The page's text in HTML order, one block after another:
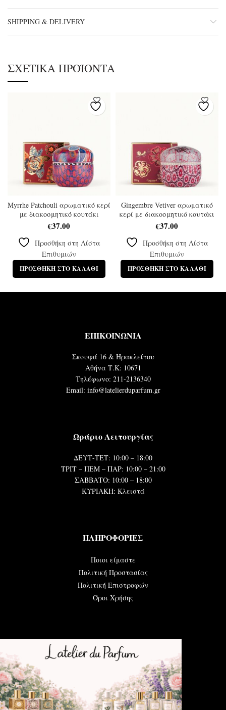
SHIPPING & DELIVERY
ΣΧΕΤΙΚΆ ΠΡΟΪΌΝΤΑ
Myrrhe Patchouli αρωματικό κερί
με διακοσμητικό κουτάκι
€37.00
Προσθήκη στη Λίστα
Επιθυμιών
ΠΡΟΣΘΉΚΗ ΣΤΟ ΚΑΛΆΘΙ
Gingembre Vetiver αρωματικό
κερί με διακοσμητικό κουτάκι
€37.00
Προσθήκη στη Λίστα
Επιθυμιών
ΠΡΟΣΘΉΚΗ ΣΤΟ ΚΑΛΆΘΙ
ΕΠΙΚΟΙΝΩΝΙΑ
Σκουφά 16 & Ηρακλείτου
Αθήνα Τ.Κ: 10671
Τηλέφωνο: 211-2136340
Email: info@latelierduparfum.gr
Ωράριο Λειτουργίας
ΔΕΥΤ-ΤΕΤ: 10:00 – 18:00
ΤΡΙΤ – ΠΕΜ – ΠΑΡ: 10:00 – 21:00
ΣΑΒΒΑΤΟ: 10:00 – 18:00
ΚΥΡΙΑΚΗ: Κλειστά
ΠΛΗΡΟΦΟΡΙΕΣ
Ποιοι είμαστε
Πολιτική Προστασίας
Πολιτική Επιστροφών
Όροι Χρήσης